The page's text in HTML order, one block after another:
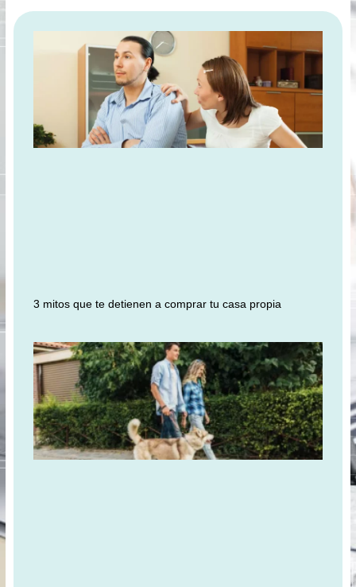
3 mitos que te detienen a comprar tu casa propia